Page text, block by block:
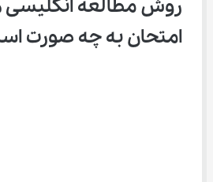
روش مطالعه
امتحان به چه صورت